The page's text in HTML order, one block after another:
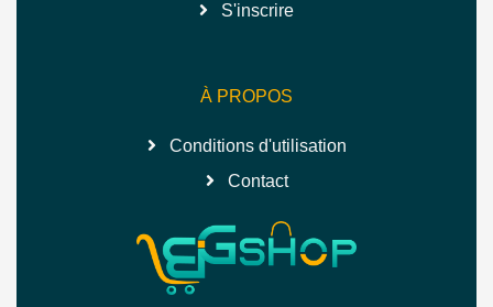
S'inscrire
À PROPOS
Conditions d'utilisation
Contact